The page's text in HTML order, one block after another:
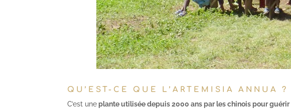
QU’EST-CE QUE L’ARTEMISIA ANNUA ?
C’est une plante utilisée depuis 2000 ans par les chinois pour